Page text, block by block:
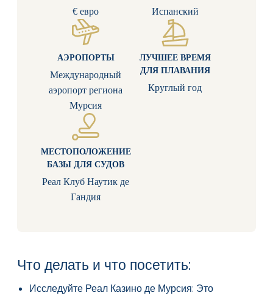
€ евро Испанский
АЭРОПОРТЫ
Международный
аэропорт региона
Мурсия
ЛУЧШЕЕ ВРЕМЯ
ДЛЯ ПЛАВАНИЯ
Круглый год
МЕСТОПОЛОЖЕНИЕ
БАЗЫ ДЛЯ СУДОВ
Реал Клуб Наутик де
Гандия
Что делать и что посетить:
Исследуйте Реал Казино де Мурсия: Это